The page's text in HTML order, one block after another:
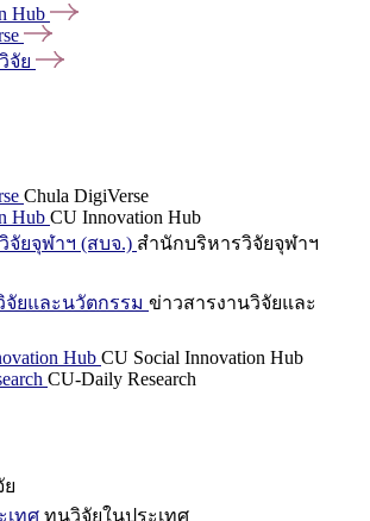
Hub
จัย
Chula DigiVerse
Hub CU Innovation Hub
จัยจุฬาฯ (สบจ.) สำนักบริหารวิจัยจุฬาฯ
จัยและนวัตกรรม ข่าวสารงานวิจัยและ
Hub CU Social Innovation Hub
CU-Daily Research
เทศ ทุนวิจัยในประเทศ